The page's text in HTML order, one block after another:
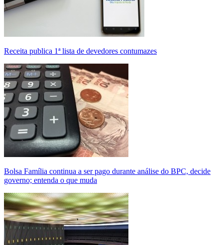
Receita publica 1ª lista de devedores contumazes
Bolsa Família continua a ser pago durante análise do BPC, decide
governo; entenda o que muda